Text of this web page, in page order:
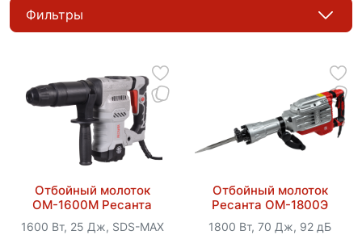
Фильтры
Отбойный молоток
ОМ-1600М Ресанта
1600 Вт, 25 Дж, SDS-MAX
Отбойный молоток
Ресанта ОМ-1800Э
1800 Вт, 70 Дж, 92 дБ